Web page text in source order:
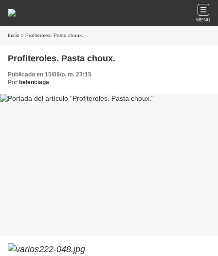
MENU
Inicio » Profiteroles. Pasta choux.
Profiteroles. Pasta choux.
Publicado en 15/09/p. m. 23:15
Por belenciaga